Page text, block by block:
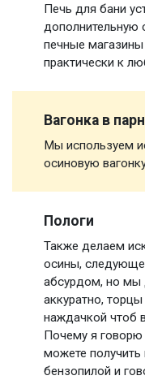
Печь для бани
дополнительную
печные магазины
практически к
Вагонка в
Мы используем
осиновую
Пологи
Также делаем
осины,
абсурдом, но мы
аккуратно,
наждачкой чтоб
Почему я говорю
можете
бензопилой и